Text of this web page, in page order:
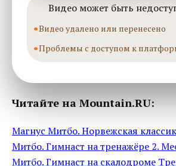
Видео может быть
Видео удалено или перенесено
Проблемы с доступом к
Читайте на Mountain.RU:
Магнус Митбо. Норвежская
Митбо. Гимнаст на тренажёре 2.
Митбо. Гимнаст на скалодроме